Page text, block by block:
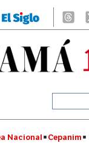
Nacional Cepanim